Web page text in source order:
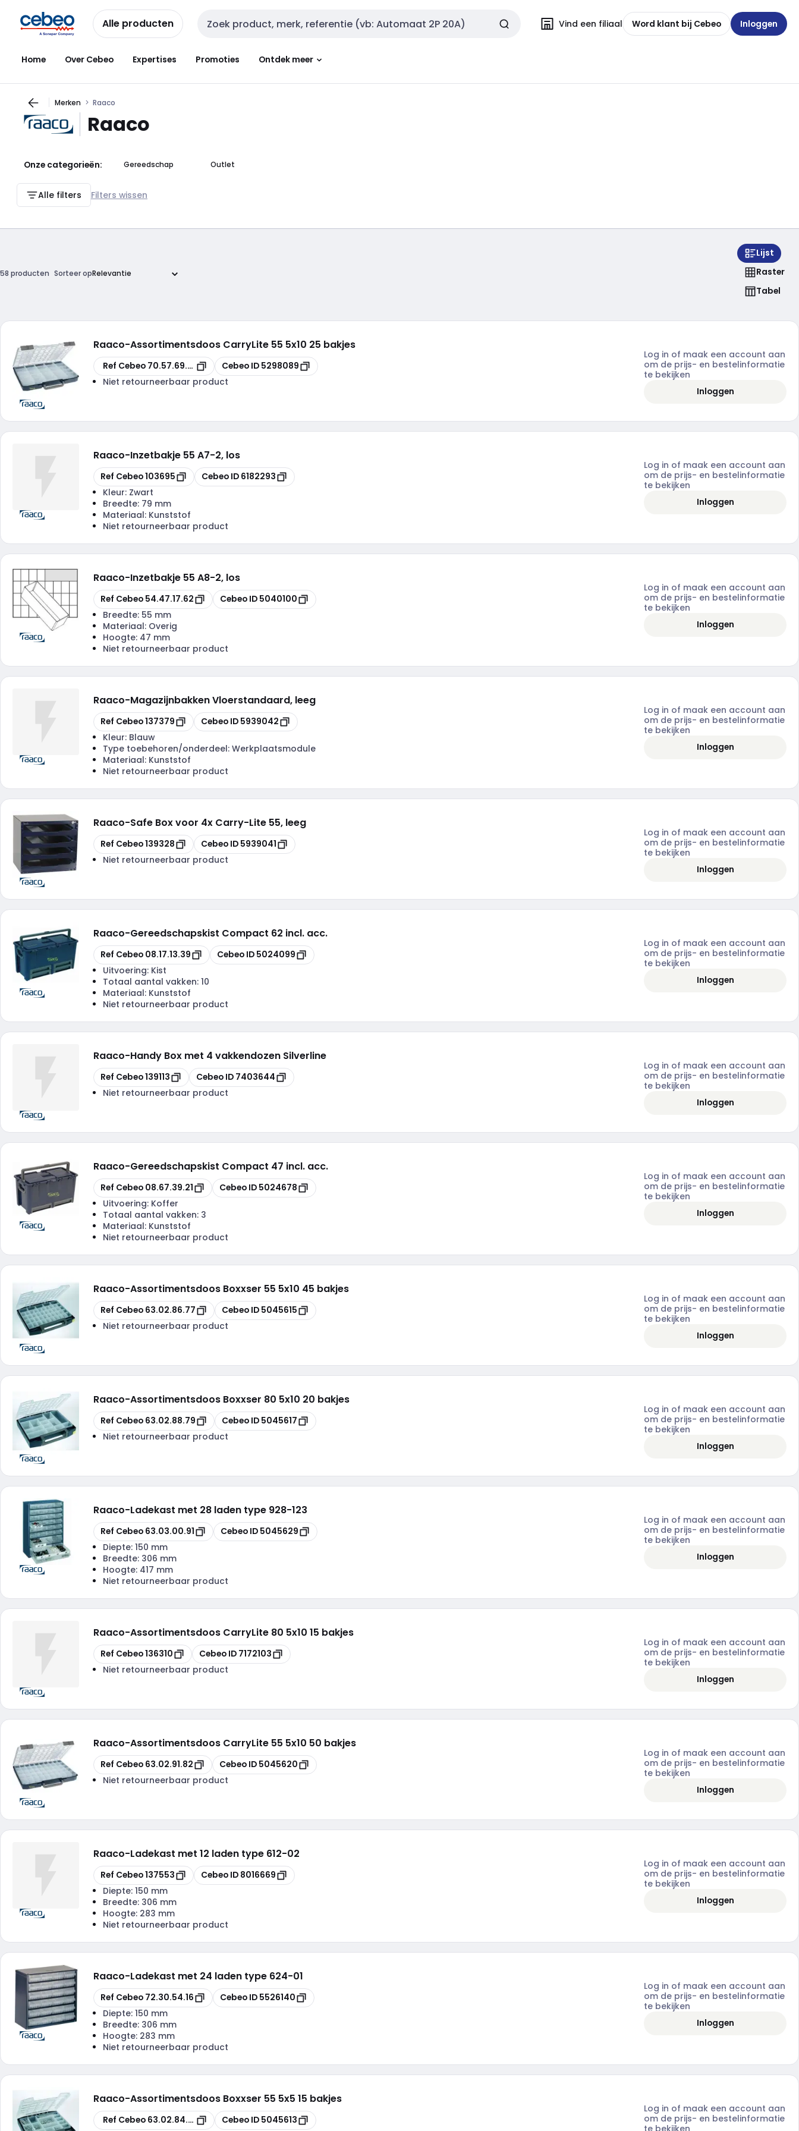
naar
navigatie
naar
inhoud
Alle producten Zoekveld invoer Vind een filiaal Word klant bij Cebeo Inloggen
Home Over Cebeo Expertises Promoties Ontdek meer
Merken Raaco
Raaco
Onze categorieën: Gereedschap Outlet
Alle filters Filters wissen
58 producten Sorteer op
Lijst
Raster
Tabel
Raaco-Assortimentsdoos CarryLite 55 5x10 25 bakjes
Kopiëren
Ref Cebeo 70.57.69.94 Kopiëren
Cebeo ID 5298089
Niet retourneerbaar product
Log in of maak een account aan
om de prijs- en bestelinformatie
te bekijken
Inloggen
Raaco-Inzetbakje 55 A7-2, los
Kopiëren
Ref Cebeo103695 Kopiëren
Cebeo ID 6182293
Kleur: Zwart
Breedte: 79 mm
Materiaal: Kunststof
Niet retourneerbaar product
Log in of maak een account aan
om de prijs- en bestelinformatie
te bekijken
Inloggen
Raaco-Inzetbakje 55 A8-2, los
Kopiëren
Ref Cebeo 54.47.17.62 Kopiëren
Cebeo ID 5040100
Breedte: 55 mm
Materiaal: Overig
Hoogte: 47 mm
Niet retourneerbaar product
Log in of maak een account aan
om de prijs- en bestelinformatie
te bekijken
Inloggen
Raaco-Magazijnbakken Vloerstandaard, leeg
Kopiëren
Ref Cebeo137379 Kopiëren
Cebeo ID 5939042
Kleur: Blauw
Type toebehoren/onderdeel: Werkplaatsmodule
Materiaal: Kunststof
Niet retourneerbaar product
Log in of maak een account aan
om de prijs- en bestelinformatie
te bekijken
Inloggen
Raaco-Safe Box voor 4x Carry-Lite 55, leeg
Kopiëren
Ref Cebeo139328 Kopiëren
Cebeo ID 5939041
Niet retourneerbaar product
Log in of maak een account aan
om de prijs- en bestelinformatie
te bekijken
Inloggen
Raaco-Gereedschapskist Compact 62 incl. acc.
Kopiëren
Ref Cebeo 08.17.13.39 Kopiëren
Cebeo ID 5024099
Uitvoering: Kist
Totaal aantal vakken: 10
Materiaal: Kunststof
Niet retourneerbaar product
Log in of maak een account aan
om de prijs- en bestelinformatie
te bekijken
Inloggen
Raaco-Handy Box met 4 vakkendozen Silverline
Kopiëren
Ref Cebeo139113 Kopiëren
Cebeo ID 7403644
Niet retourneerbaar product
Log in of maak een account aan
om de prijs- en bestelinformatie
te bekijken
Inloggen
Raaco-Gereedschapskist Compact 47 incl. acc.
Kopiëren
Ref Cebeo 08.67.39.21 Kopiëren
Cebeo ID 5024678
Uitvoering: Koffer
Totaal aantal vakken: 3
Materiaal: Kunststof
Niet retourneerbaar product
Log in of maak een account aan
om de prijs- en bestelinformatie
te bekijken
Inloggen
Raaco-Assortimentsdoos Boxxser 55 5x10 45 bakjes
Kopiëren
Ref Cebeo 63.02.86.77 Kopiëren
Cebeo ID 5045615
Niet retourneerbaar product
Log in of maak een account aan
om de prijs- en bestelinformatie
te bekijken
Inloggen
Raaco-Assortimentsdoos Boxxser 80 5x10 20 bakjes
Kopiëren
Ref Cebeo 63.02.88.79 Kopiëren
Cebeo ID 5045617
Niet retourneerbaar product
Log in of maak een account aan
om de prijs- en bestelinformatie
te bekijken
Inloggen
Raaco-Ladekast met 28 laden type 928-123
Kopiëren
Ref Cebeo 63.03.00.91 Kopiëren
Cebeo ID 5045629
Diepte: 150 mm
Breedte: 306 mm
Hoogte: 417 mm
Niet retourneerbaar product
Log in of maak een account aan
om de prijs- en bestelinformatie
te bekijken
Inloggen
Raaco-Assortimentsdoos CarryLite 80 5x10 15 bakjes
Kopiëren
Ref Cebeo136310 Kopiëren
Cebeo ID 7172103
Niet retourneerbaar product
Log in of maak een account aan
om de prijs- en bestelinformatie
te bekijken
Inloggen
Raaco-Assortimentsdoos CarryLite 55 5x10 50 bakjes
Kopiëren
Ref Cebeo 63.02.91.82 Kopiëren
Cebeo ID 5045620
Niet retourneerbaar product
Log in of maak een account aan
om de prijs- en bestelinformatie
te bekijken
Inloggen
Raaco-Ladekast met 12 laden type 612-02
Kopiëren
Ref Cebeo137553 Kopiëren
Cebeo ID 8016669
Diepte: 150 mm
Breedte: 306 mm
Hoogte: 283 mm
Niet retourneerbaar product
Log in of maak een account aan
om de prijs- en bestelinformatie
te bekijken
Inloggen
Raaco-Ladekast met 24 laden type 624-01
Kopiëren
Ref Cebeo 72.30.54.16 Kopiëren
Cebeo ID 5526140
Diepte: 150 mm
Breedte: 306 mm
Hoogte: 283 mm
Niet retourneerbaar product
Log in of maak een account aan
om de prijs- en bestelinformatie
te bekijken
Inloggen
Raaco-Assortimentsdoos Boxxser 55 5x5 15 bakjes
Kopiëren
Ref Cebeo 63.02.84.75 Kopiëren
Cebeo ID 5045613
Log in of maak een account aan
om de prijs- en bestelinformatie
te bekijken